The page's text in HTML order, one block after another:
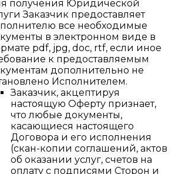
получения Юридической
Заказчик предоставляет
все необходимые
в электронном виде в
pdf, jpg, doс, rtf, если иное
к предоставляемым
дополнительно не
Исполнителем.
Заказчик, акцептируя
настоящую Оферту признает,
что любые документы,
касающиеся настоящего
Договора и его исполнения
(скан-копии соглашений, актов
об оказании услуг, счетов на
оплату с подписями Сторон и